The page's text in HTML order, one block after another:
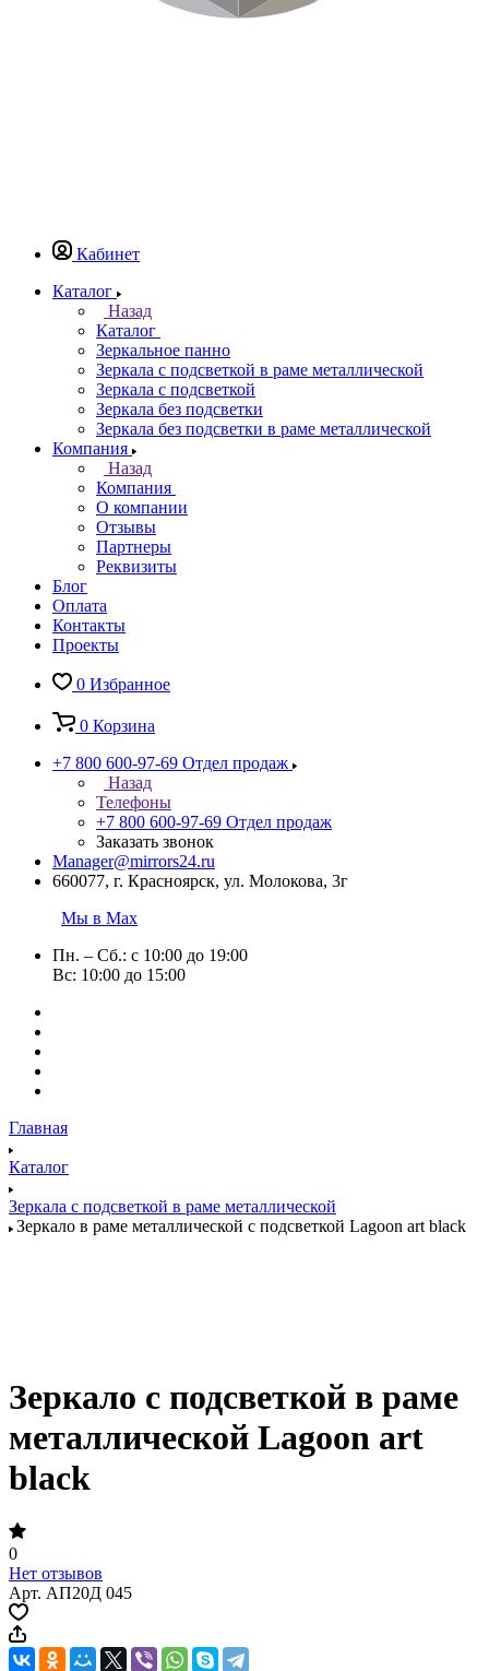
Кабинет
Каталог
Назад
Каталог
Зеркальное панно
Зеркала с подсветкой в раме металлической
Зеркала с подсветкой
Зеркала без подсветки
Зеркала без подсветки в раме металлической
Компания
Назад
Компания
О компании
Отзывы
Партнеры
Реквизиты
Блог
Оплата
Контакты
Проекты
0 Избранное
0 Корзина
+7 800 600-97-69 Отдел продаж
Назад
Телефоны
+7 800 600-97-69 Отдел продаж
Заказать звонок
Manager@mirrors24.ru
660077, г. Красноярск, ул. Молокова, 3г
Мы в Max
Пн. – Сб.: с 10:00 до 19:00
Вс: 10:00 до 15:00
Главная
Каталог
Зеркала с подсветкой в раме металлической
Зеркало в раме металлической с подсветкой Lagoon art black
Зеркало с подсветкой в раме
металлической Lagoon art
black
0
Нет отзывов
Арт. АП20Д 045